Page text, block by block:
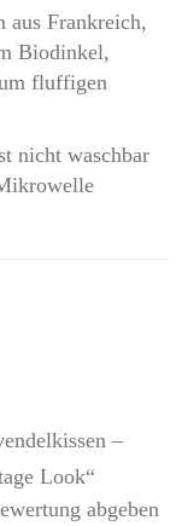
aus Frankreich,
Biodinkel,
fluffigen
nicht waschbar
–
Look“
abgeben